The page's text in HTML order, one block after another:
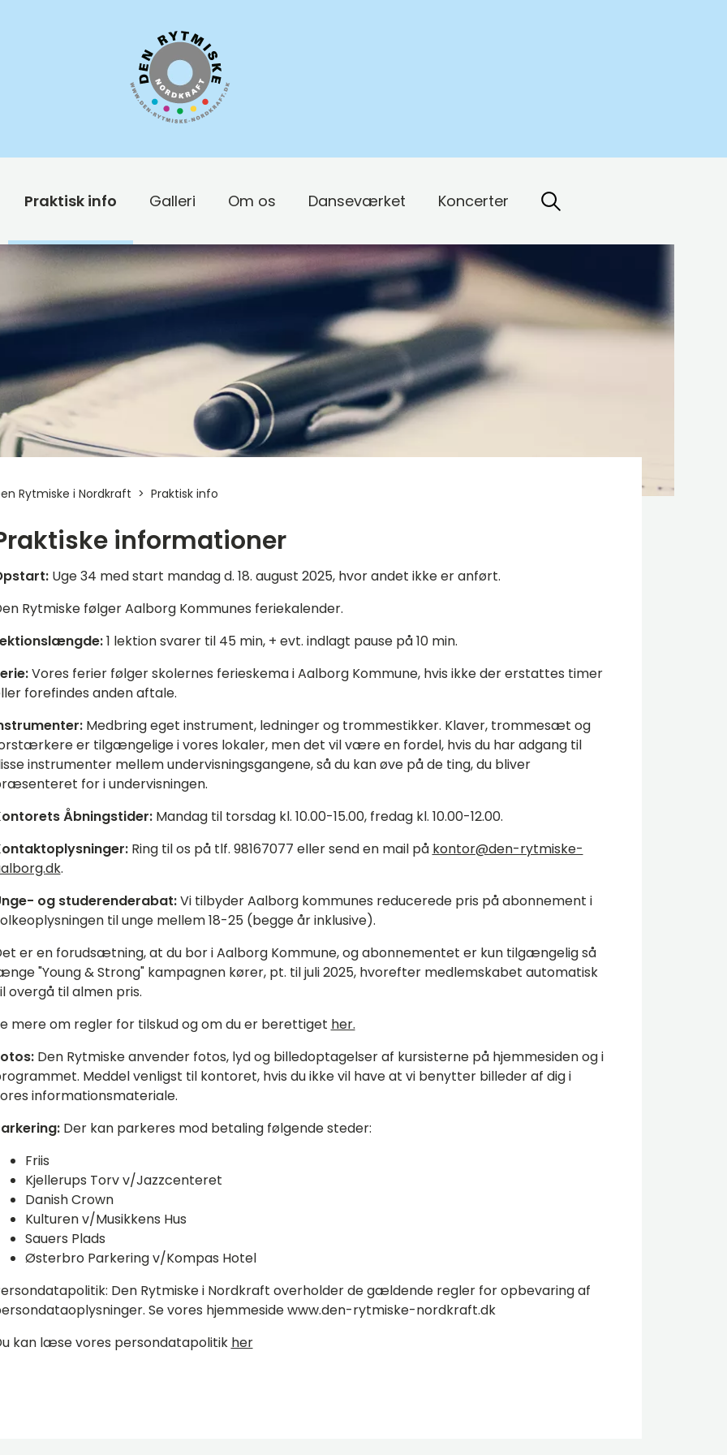
Praktisk info Galleri Om os Danseværket Koncerter
Rytmiske i Nordkraft Praktisk info
informationer
Uge 34 med start mandag d. 18. august 2025, hvor andet ikke er anført.
Rytmiske følger Aalborg Kommunes feriekalender.
1 lektion svarer til 45 min, + evt. indlagt pause på 10 min.
Vores ferier følger skolernes ferieskema i Aalborg Kommune, hvis ikke der erstattes timer
forefindes anden aftale.
Medbring eget instrument, ledninger og trommestikker. Klaver, trommesæt og
er tilgængelige i vores lokaler, men det vil være en fordel, hvis du har adgang til
instrumenter mellem undervisningsgangene, så du kan øve på de ting, du bliver
for i undervisningen.
Åbningstider:Mandag til torsdag kl. 10.00-15.00, fredag kl. 10.00-12.00.
Ring til os på tlf. 98167077 eller send en mail på kontor@den-rytmiske-
.
og studerenderabat:Vi tilbyder Aalborg kommunes reducerede pris på abonnement i
til unge mellem 18-25 (begge år inklusive).
er en forudsætning, at du bor i Aalborg Kommune, og abonnementet er kun tilgængelig så
"Young & Strong" kampagnen kører, pt. til juli 2025, hvorefter medlemskabet automatisk
overgå til almen pris.
mere om regler for tilskud og om du er berettiget her.
Den Rytmiske anvender fotos, lyd og billedoptagelser af kursisterne på hjemmesiden og i
Meddel venligst til kontoret, hvis du ikke vil have at vi benytter billeder af dig i
informationsmateriale.
Der kan parkeres mod betaling følgende steder:
Friis
Kjellerups Torv v/Jazzcenteret
Danish Crown
Kulturen v/Musikkens Hus
Sauers Plads
Østerbro Parkering v/Kompas Hotel
Den Rytmiske i Nordkraft overholder de gældende regler for opbevaring af
Se vores hjemmeside www.den-rytmiske-nordkraft.dk
kan læse vores persondatapolitik her